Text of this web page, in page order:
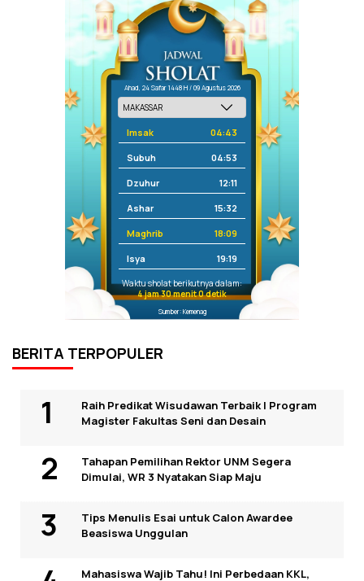
Ahad, 24 Safar 1448 H / 09 Agustus 2026
Imsak 04:43
Subuh 04:53
Dzuhur 12:11
Ashar 15:32
Maghrib 18:09
Isya 19:19
Waktu sholat berikutnya dalam:
4 jam 30 menit 0 detik
Sumber: Kemenag
BERITA TERPOPULER
Raih Predikat Wisudawan Terbaik I Program
Magister Fakultas Seni dan Desain
Tahapan Pemilihan Rektor UNM Segera
Dimulai, WR 3 Nyatakan Siap Maju
Tips Menulis Esai untuk Calon Awardee
Beasiswa Unggulan
Mahasiswa Wajib Tahu! Ini Perbedaan KKL,